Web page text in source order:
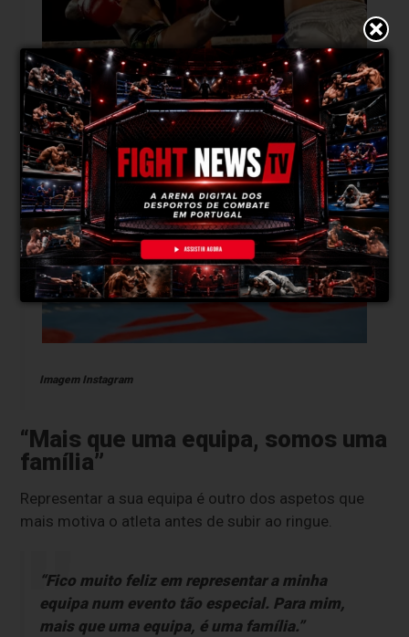
Imagem Instagram
“Mais que uma equipa, somos uma
família”
Representar a sua equipa é outro dos aspetos que
mais motiva o atleta antes de subir ao ringue.
“Fico muito feliz em representar a minha
equipa num evento tão especial. Para mim,
mais que uma equipa, é uma família.”